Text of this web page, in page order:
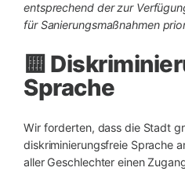
entsprechend der zur
für Sanierungsmaßnahmen
🟨
Sprache
Wir forderten, dass die Stadt
diskriminierungsfreie Sprache
aller Geschlechter einen